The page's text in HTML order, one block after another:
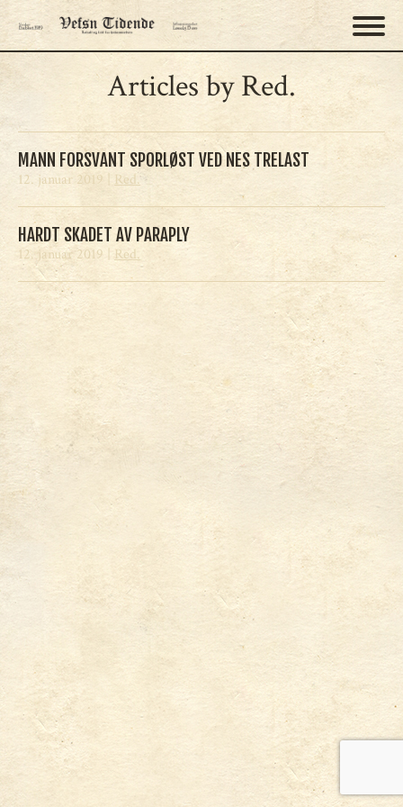
Articles by Red.
MANN FORSVANT SPORLØST VED NES TRELAST
12. januar 2019 | Red.
HARDT SKADET AV PARAPLY
12. januar 2019 | Red.